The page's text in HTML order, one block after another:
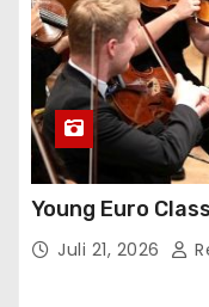
Young Euro
Juli 21, 2026